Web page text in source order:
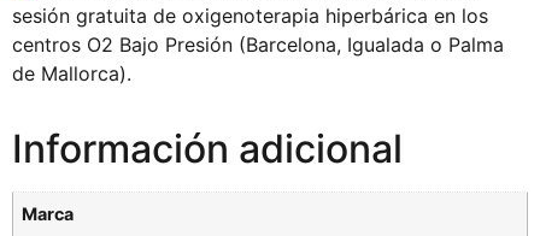
sesión gratuita de oxigenoterapia hiperbárica en los
centros O2 Bajo Presión (Barcelona, Igualada o Palma
de Mallorca).
Información adicional
Marca